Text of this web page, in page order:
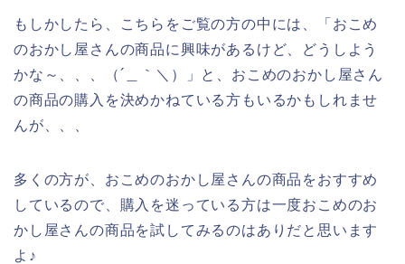
もしかしたら、こちらをご覧の方の中には、「おこめ
のおかし屋さんの商品に興味があるけど、どうしよう
かな～、、、（´＿｀＼）」と、おこめのおかし屋さん
の商品の購入を決めかねている方もいるかもしれませ
んが、、、
多くの方が、おこめのおかし屋さんの商品をおすすめ
しているので、購入を迷っている方は一度おこめのお
かし屋さんの商品を試してみるのはありだと思います
よ♪